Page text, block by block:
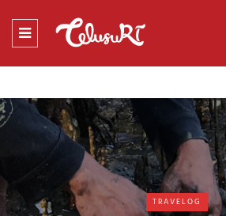
TRAVELOG